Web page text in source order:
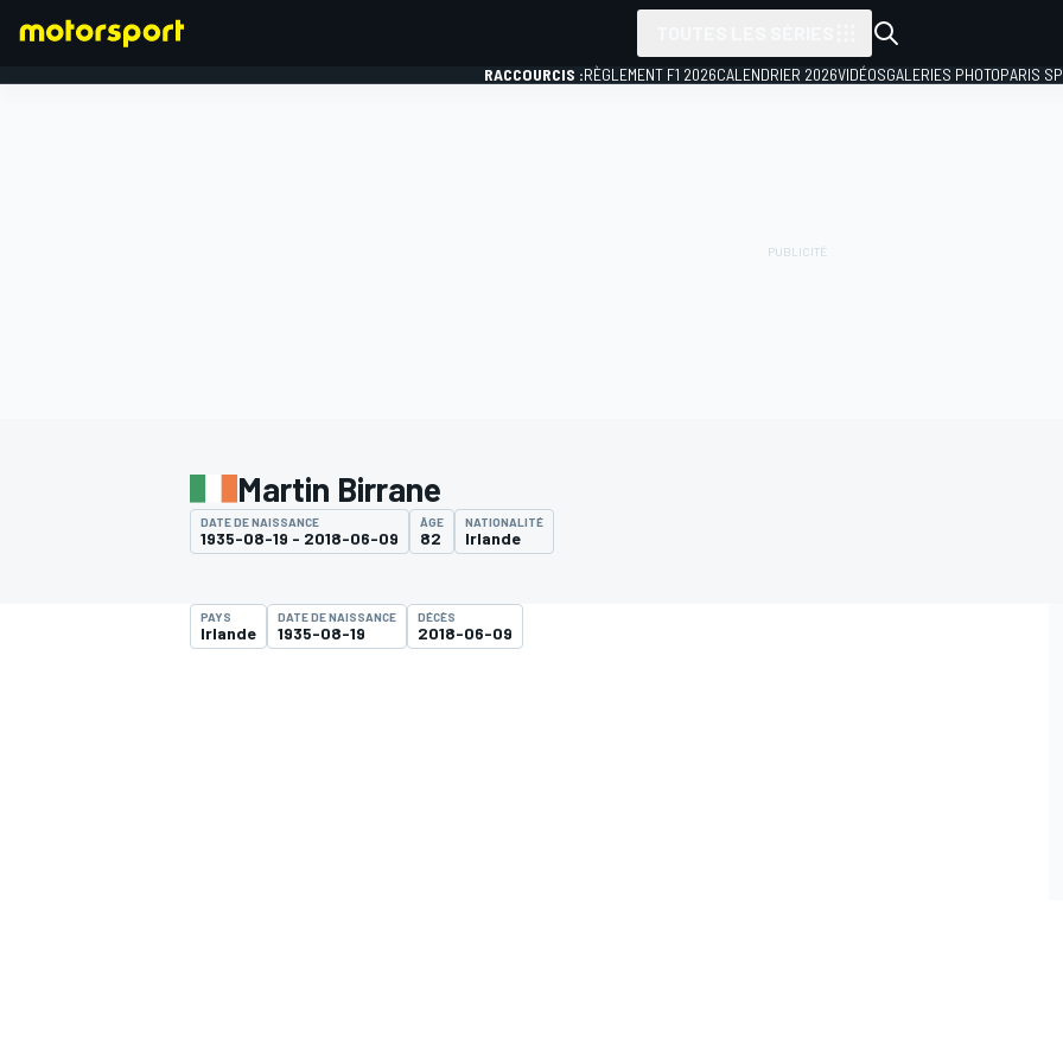
RACCOURCIS :RÈGLEMENT F1 2026CALENDRIER 2026VIDÉOSGALERIES PHOTOPARIS
Martin Birrane
DATE DE NAISSANCE
1935-08-19 - 2018-06-09
ÂGE
82
NATIONALITÉ
Irlande
PAYS
Irlande
DATE DE NAISSANCE
1935-08-19
DÉCÈS
2018-06-09